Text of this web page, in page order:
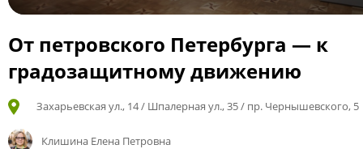
От петровского Петербурга — к
градозащитному движению
Захарьевская ул., 14 / Шпалерная ул., 35 / пр. Чернышевского, 5
Клишина Елена Петровна